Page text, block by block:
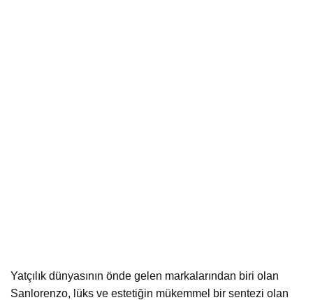
Yatçılık dünyasının önde gelen markalarından biri olan
Sanlorenzo, lüks ve estetiğin mükemmel bir sentezi olan